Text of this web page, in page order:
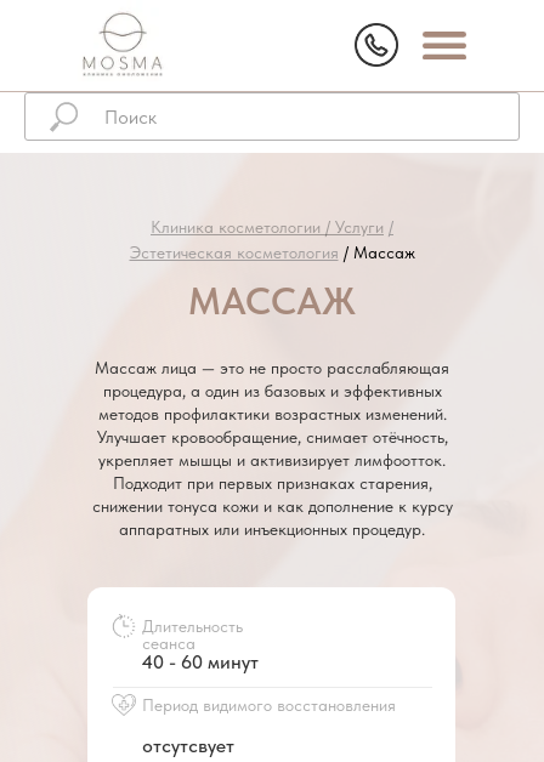
МАССАЖ
Клиника косметологии / Услуги /
Эстетическая косметология / Массаж
Длительность
сеанса
40 - 60 минут
Период видимого восстановления
отсутсвует
Массаж лица — это не просто расслабляющая
процедура, а один из базовых и эффективных
методов профилактики возрастных изменений.
Улучшает кровообращение, снимает отёчность,
укрепляет мышцы и активизирует лимфоотток.
Подходит при первых признаках старения,
снижении тонуса кожи и как дополнение к курсу
аппаратных или инъекционных процедур.